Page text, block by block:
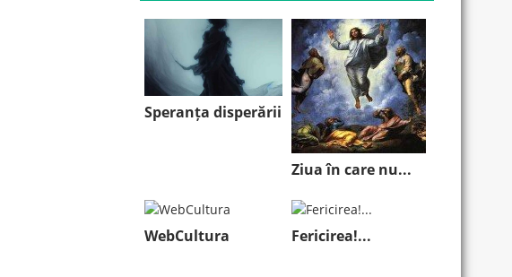
Speranța disperării
Ziua în care nu...
WebCultura Fericirea!...